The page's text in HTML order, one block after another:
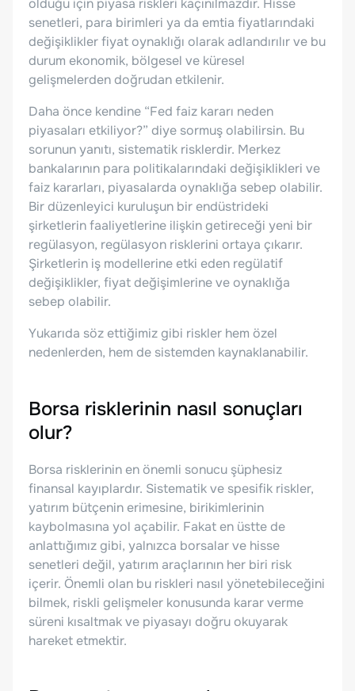
olduğu için piyasa riskleri kaçınılmazdır. Hisse
senetleri, para birimleri ya da emtia fiyatlarındaki
değişiklikler fiyat oynaklığı olarak adlandırılır ve bu
durum ekonomik, bölgesel ve küresel
gelişmelerden doğrudan etkilenir.
Daha önce kendine “Fed faiz kararı neden
piyasaları etkiliyor?” diye sormuş olabilirsin. Bu
sorunun yanıtı, sistematik risklerdir. Merkez
bankalarının para politikalarındaki değişiklikleri ve
faiz kararları, piyasalarda oynaklığa sebep olabilir.
Bir düzenleyici kuruluşun bir endüstrideki
şirketlerin faaliyetlerine ilişkin getireceği yeni bir
regülasyon, regülasyon risklerini ortaya çıkarır.
Şirketlerin iş modellerine etki eden regülatif
değişiklikler, fiyat değişimlerine ve oynaklığa
sebep olabilir.
Yukarıda söz ettiğimiz gibi riskler hem özel
nedenlerden, hem de sistemden kaynaklanabilir.
Borsa risklerinin nasıl sonuçları
olur?
Borsa risklerinin en önemli sonucu şüphesiz
finansal kayıplardır. Sistematik ve spesifik riskler,
yatırım bütçenin erimesine, birikimlerinin
kaybolmasına yol açabilir. Fakat en üstte de
anlattığımız gibi, yalnızca borsalar ve hisse
senetleri değil, yatırım araçlarının her biri risk
içerir. Önemli olan bu riskleri nasıl yönetebileceğini
bilmek, riskli gelişmeler konusunda karar verme
süreni kısaltmak ve piyasayı doğru okuyarak
hareket etmektir.